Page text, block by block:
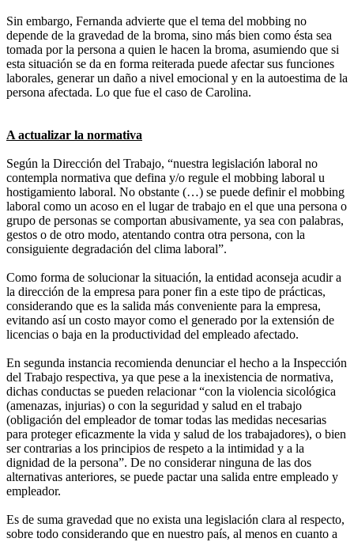
Sin embargo, Fernanda advierte que el tema del mobbing no
depende de la gravedad de la broma, sino más bien como ésta sea
tomada por la persona a quien le hacen la broma, asumiendo que si
esta situación se da en forma reiterada puede afectar sus funciones
laborales, generar un daño a nivel emocional y en la autoestima de la
persona afectada. Lo que fue el caso de Carolina.
A actualizar la normativa
Según la Dirección del Trabajo, “nuestra legislación laboral no
contempla normativa que defina y/o regule el mobbing laboral u
hostigamiento laboral. No obstante (…) se puede definir el mobbing
laboral como un acoso en el lugar de trabajo en el que una persona o
grupo de personas se comportan abusivamente, ya sea con palabras,
gestos o de otro modo, atentando contra otra persona, con la
consiguiente degradación del clima laboral”.
Como forma de solucionar la situación, la entidad aconseja acudir a
la dirección de la empresa para poner fin a este tipo de prácticas,
considerando que es la salida más conveniente para la empresa,
evitando así un costo mayor como el generado por la extensión de
licencias o baja en la productividad del empleado afectado.
En segunda instancia recomienda denunciar el hecho a la Inspección
del Trabajo respectiva, ya que pese a la inexistencia de normativa,
dichas conductas se pueden relacionar “con la violencia sicológica
(amenazas, injurias) o con la seguridad y salud en el trabajo
(obligación del empleador de tomar todas las medidas necesarias
para proteger eficazmente la vida y salud de los trabajadores), o bien
ser contrarias a los principios de respeto a la intimidad y a la
dignidad de la persona”. De no considerar ninguna de las dos
alternativas anteriores, se puede pactar una salida entre empleado y
empleador.
Es de suma gravedad que no exista una legislación clara al respecto,
sobre todo considerando que en nuestro país, al menos en cuanto a